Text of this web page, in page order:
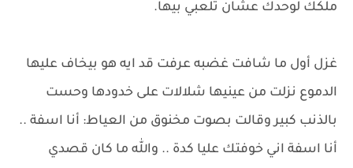
ملكك لوحدك عشان تلعبي بيها.
غزل أول ما شافت غضبه عرفت قد ايه هو بيخاف عليها
الدموع نزلت من عينيها شلالات على خدودها وحست
بالذنب كبير وقالت بصوت مخنوق من العياط: أنا اسفة ..
أنا اسفة اني خوفتك عليا كدة .. والله ما كان قصدي